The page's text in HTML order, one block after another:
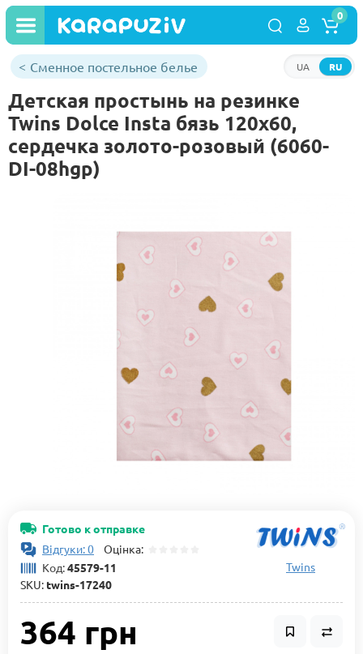
RU
UA
0
Сменное постельное белье
Детская простынь на резинке
Twins Dolce Insta бязь 120x60,
сердечка золото-розовый (6060-
DI-08hgp)
Готово к отправке
Відгуки: 0 Оцінка:
Код:45579-11
SKU: twins-17240
Twins
364 грн